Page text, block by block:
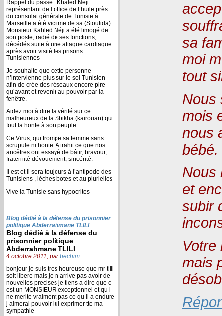
Rappel du passé : Khaled Néji
représentant de l’office de l’huile près
du consulat générale de Tunisie à
Marseille a été victime de sa (Stoufida).
Monsieur Kahled Néji a été limogé de
son poste, radié de ses fonctions,
décédés suite à une attaque cardiaque
après avoir visité les prisons
Tunisiennes
Je souhaite que cette personne
n’intervienne plus sur le sol Tunisien
afin de crée des réseaux encore pire
qu’avant et revenir au pouvoir par la
fenêtre.
Aidez moi à dire la vérité sur ce
malheureux de la Sbikha (kairouan) qui
fout la honte à son peuple.
Ce Virus, qui trompe sa femme sans
scrupule ni honte. A trahit ce que nos
ancêtres ont essayé de bâtir, bravour,
fraternité dévouement, sincérité.
Il est et il sera toujours à l’antipode des
Tunisiens , lèches botes et au plurielles
Vive la Tunisie sans hypocrites
Blog dédié à la défense du prisonnier
politique Abderrahmane TLILI
Blog dédié à la défense du
prisonnier politique
Abderrahmane TLILI
4 octobre 2011, parbechim
bonjour je suis tres heureuse que mr tlili
soit libere mais je n arrive pas avoir de
nouvelles precises je tiens a dire que c
est un MONSIEUR exceptionnel et qu il
ne merite vraiment pas ce qu il a endure
j aimerai pouvoir lui exprimer tte ma
sympathie
sa
moi
tout
Nous
mois
nous
bébé.
Nous
et
subir
Votre
mais